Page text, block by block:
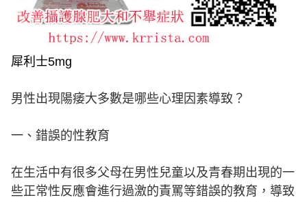
犀利士5mg
男性出現陽痿大多數是哪些心理因素導致？
一、錯誤的性教育
在生活中有很多父母在男性兒童以及青春期出現的一
些正常性反應會進行過激的責罵等錯誤的教育，導致